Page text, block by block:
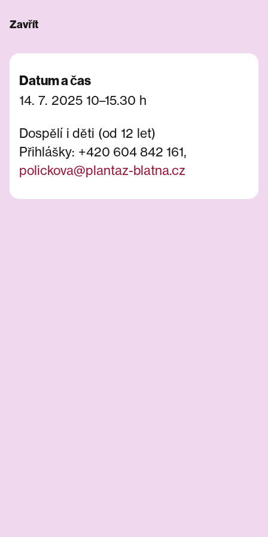
Zavřít
Datum a čas
14. 7. 2025 10–15.30 h
Dospělí i děti (od 12 let)
Přihlášky: +420 604 842 161,
polickova@plantaz-blatna.cz